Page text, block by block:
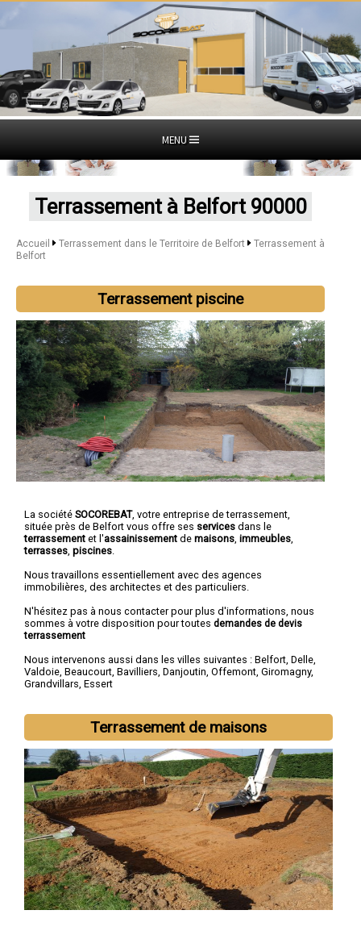
MENU
Terrassement à Belfort 90000
Accueil Terrassement dans le Territoire de Belfort
Terrassement à
Belfort
Terrassement piscine
La société SOCOREBAT, votre entreprise de terrassement
située près de Belfort vous offre ses services dans le
terrassement et l'assainissement de maisons immeubles
terrasses piscines
Nous travaillons essentiellement avec des agences
immobilières, des architectes et des particuliers.
N'hésitez pas à nous contacter pour plus d'informations, nous
sommes à votre disposition pour toutes demandes de devis
terrassement
Nous intervenons aussi dans les villes suivantes : Belfort Delle
Valdoie Beaucourt Bavilliers Danjoutin Offemont Giromagny,
Grandvillars Essert
Terrassement de maisons